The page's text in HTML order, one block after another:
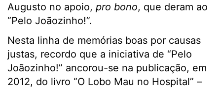
Augusto no apoio, pro bono, que deram ao
“Pelo Joãozinho!”.
Nesta linha de memórias boas por causas
justas, recordo que a iniciativa de “Pelo
Joãozinho!” ancorou-se na publicação, em
2012, do livro “O Lobo Mau no Hospital” –